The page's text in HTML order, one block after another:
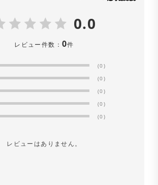
0.0
レビュー件数： 0件
(0)
(0)
(0)
(0)
(0)
レビューはありません。